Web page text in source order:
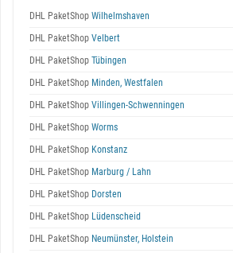
DHL PaketShop Wilhelmshaven
DHL PaketShop Velbert
DHL PaketShop Tübingen
DHL PaketShop Minden, Westfalen
DHL PaketShop Villingen-Schwenningen
DHL PaketShop Worms
DHL PaketShop Konstanz
DHL PaketShop Marburg / Lahn
DHL PaketShop Dorsten
DHL PaketShop Lüdenscheid
DHL PaketShop Neumünster, Holstein